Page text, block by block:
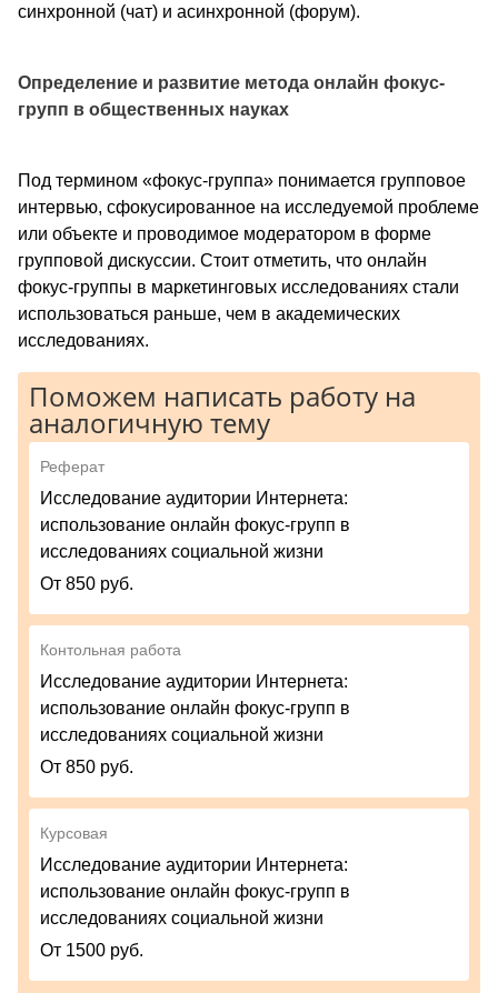
синхронной (чат) и асинхронной (форум).
Определение и развитие метода онлайн фокус-
групп в общественных науках
Под термином «фокус-группа» понимается групповое
интервью, сфокусированное на исследуемой проблеме
или объекте и проводимое модератором в форме
групповой дискуссии. Стоит отметить, что онлайн
фокус-группы в маркетинговых исследованиях стали
использоваться раньше, чем в академических
исследованиях.
Поможем написать работу на
аналогичную тему
Реферат
Исследование аудитории Интернета:
использование онлайн фокус-групп в
исследованиях социальной жизни
От 850 руб.
Контольная работа
Исследование аудитории Интернета:
использование онлайн фокус-групп в
исследованиях социальной жизни
От 850 руб.
Курсовая
Исследование аудитории Интернета:
использование онлайн фокус-групп в
исследованиях социальной жизни
От 1500 руб.